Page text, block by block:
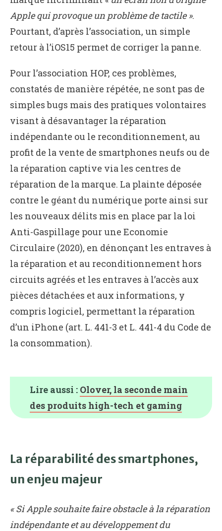
Apple qui provoque un problème de tactile ».
Pourtant, d’après l’association, un simple
retour à l’iOS15 permet de corriger la panne.
Pour l’association HOP, ces problèmes,
constatés de manière répétée, ne sont pas de
simples bugs mais des pratiques volontaires
visant à désavantager la réparation
indépendante ou le reconditionnement, au
profit de la vente de smartphones neufs ou de
la réparation captive via les centres de
réparation de la marque. La plainte déposée
contre le géant du numérique porte ainsi sur
les nouveaux délits mis en place par la loi
Anti-Gaspillage pour une Economie
Circulaire (2020), en dénonçant les entraves à
la réparation et au reconditionnement hors
circuits agréés et les entraves à l’accès aux
pièces détachées et aux informations, y
compris logiciel, permettant la réparation
d’un iPhone (art. L. 441-3 et L. 441-4 du Code de
la consommation).
Lire aussi : Olover, la seconde main
des produits high-tech et gaming
La réparabilité des smartphones,
un enjeu majeur
« Si Apple souhaite faire obstacle à la réparation
indépendante et au développement du